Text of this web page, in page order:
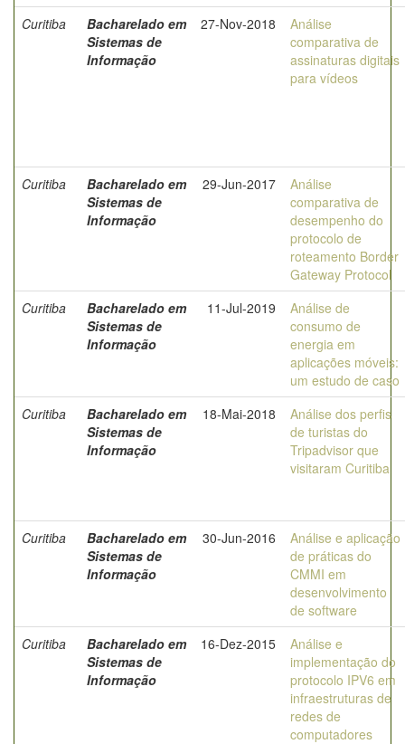
Curitiba
Bacharelado em
Sistemas de
Informação
27-Nov-2018
Análise
comparativa de
assinaturas digitais
para vídeos
Curitiba
Bacharelado em
Sistemas de
Informação
29-Jun-2017
Análise
comparativa de
desempenho do
protocolo de
roteamento Border
Gateway Protocol
Curitiba
Bacharelado em
Sistemas de
Informação
11-Jul-2019
Análise de
consumo de
energia em
aplicações móveis:
um estudo de caso
Curitiba
Bacharelado em
Sistemas de
Informação
18-Mai-2018
Análise dos perfis
de turistas do
Tripadvisor que
visitaram Curitiba
Curitiba
Bacharelado em
Sistemas de
Informação
30-Jun-2016
Análise e aplicação
de práticas do
CMMI em
desenvolvimento
de software
Curitiba
Bacharelado em
Sistemas de
Informação
16-Dez-2015
Análise e
implementação do
protocolo IPV6 em
infraestruturas de
redes de
computadores